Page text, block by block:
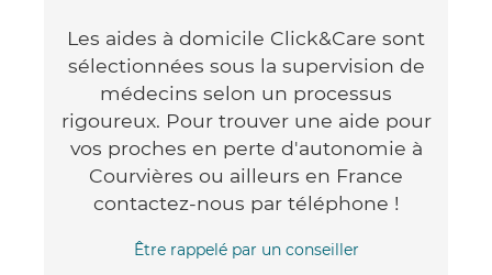
Les aides à domicile Click&Care sont
sélectionnées sous la supervision de
médecins selon un processus
rigoureux. Pour trouver une aide pour
vos proches en perte d'autonomie à
Courvières ou ailleurs en France
contactez-nous par téléphone !
Être rappelé par un conseiller